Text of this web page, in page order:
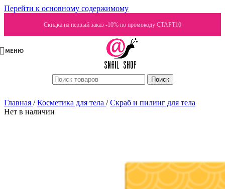
Перейти к основному содержимому
Скидка на первый заказ -10% по промокоду СТАРТ10
МЕНЮ
Поиск
Главная / Косметика для тела / Скраб и пилинг для тела
Нет в наличии